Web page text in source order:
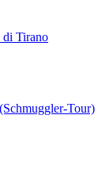
di Tirano
Tour)